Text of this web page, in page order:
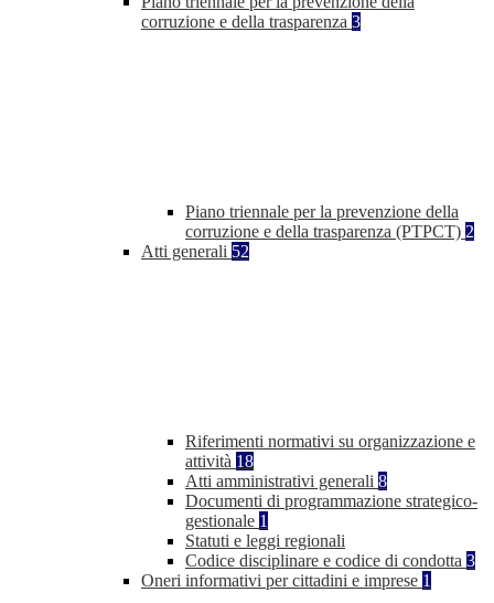
corruzione e della trasparenza 3
Piano triennale per la prevenzione della
corruzione e della trasparenza (PTPCT) 2
Atti generali 52
Riferimenti normativi su organizzazione e
attività 18
Atti amministrativi generali 8
Documenti di programmazione strategico-
gestionale 1
Statuti e leggi regionali
Codice disciplinare e codice di condotta 3
Oneri informativi per cittadini e imprese 1